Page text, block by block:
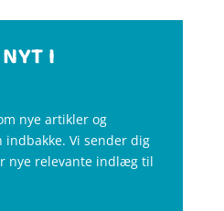
I
nye artikler og
Vi sender dig
nye relevante indlæg til